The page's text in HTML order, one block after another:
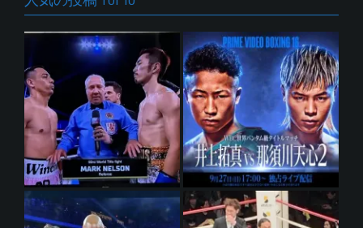
ョ
ン